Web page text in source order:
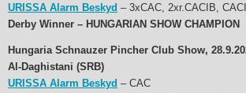
URISSA Alarm Beskyd – 3xCAC, 2xr.CACIB,
Derby Winner – HUNGARIAN SHOW CHAMPION
Hungaria Schnauzer Pincher Club Show,
Al-Daghistani (SRB)
URISSA Alarm Beskyd – CAC